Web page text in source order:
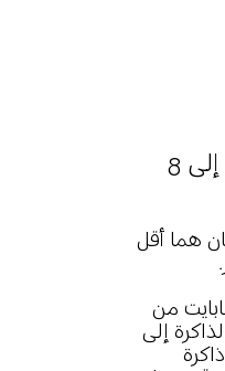
هما أقل
6 جيجابايت من خلال ميزة توسيع الذاكرة إلى الإصدار 3 جيجابايت من
ميزة توسيع الذاكرة إلى